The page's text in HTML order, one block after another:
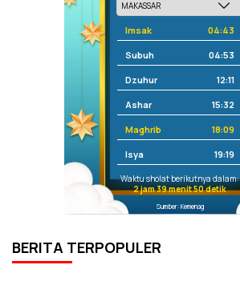
Imsak 04:43
Subuh 04:53
Dzuhur 12:11
Ashar 15:32
Maghrib 18:09
Isya 19:19
Waktu sholat berikutnya dalam:
2 jam 39 menit 50 detik
Sumber: Kemenag
BERITA TERPOPULER